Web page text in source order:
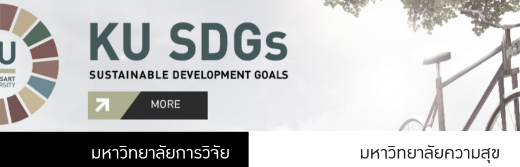
มหาวิทยาลัย
มหาวิทยาลัยการวิจัย มหาวิทยาลัย
มหาวิทยาลัยความสุข